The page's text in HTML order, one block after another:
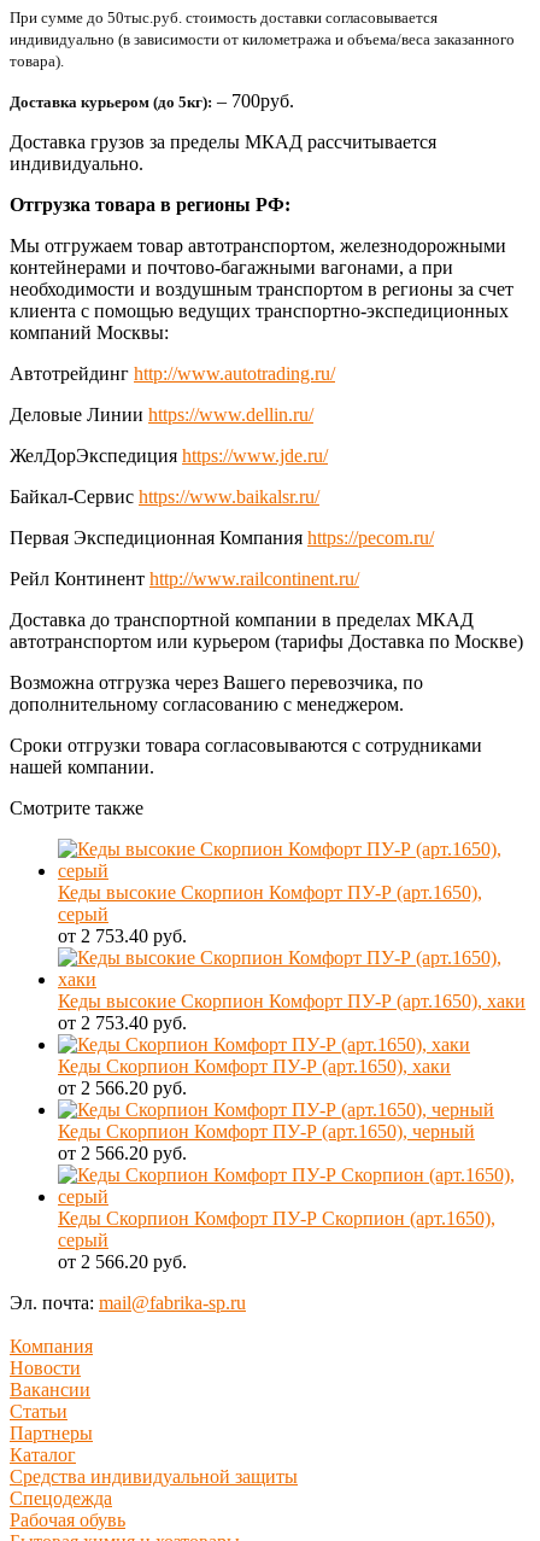
При сумме до 50тыс.руб. стоимость доставки согласовывается
индивидуально (в зависимости от километража и объема/веса заказанного
товара).
Доставка курьером (до 5кг): – 700руб.
Доставка грузов за пределы МКАД рассчитывается
индивидуально.
Отгрузка товара в регионы РФ:
Мы отгружаем товар автотранспортом, железнодорожными
контейнерами и почтово-багажными вагонами, а при
необходимости и воздушным транспортом в регионы за счет
клиента с помощью ведущих транспортно-экспедиционных
компаний Москвы:
Автотрейдинг http://www.autotrading.ru/
Деловые Линии https://www.dellin.ru/
ЖелДорЭкспедиция https://www.jde.ru/
Байкал-Сервис https://www.baikalsr.ru/
Первая Экспедиционная Компания https://pecom.ru/
Рейл Континент http://www.railcontinent.ru/
Доставка до транспортной компании в пределах МКАД
автотранспортом или курьером (тарифы Доставка по Москве)
Возможна отгрузка через Вашего перевозчика, по
дополнительному согласованию с менеджером.
Сроки отгрузки товара согласовываются с сотрудниками
нашей компании.
Смотрите также
Кеды высокие Скорпион Комфорт ПУ-Р (арт.1650),
серый
от 2 753.40 руб.
Кеды высокие Скорпион Комфорт ПУ-Р (арт.1650), хаки
от 2 753.40 руб.
Кеды Скорпион Комфорт ПУ-Р (арт.1650), хаки
от 2 566.20 руб.
Кеды Скорпион Комфорт ПУ-Р (арт.1650), черный
от 2 566.20 руб.
Кеды Скорпион Комфорт ПУ-Р Скорпион (арт.1650),
серый
от 2 566.20 руб.
Эл. почта: mail@fabrika-sp.ru
Компания
Новости
Вакансии
Статьи
Партнеры
Каталог
Средства индивидуальной защиты
Спецодежда
Рабочая обувь